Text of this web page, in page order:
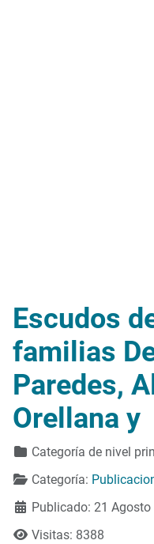
Escudos
familias
Paredes,
Orellana y
Detalles
Categoría de nivel
Categoría:
Publicado: 21
Visitas: 8388